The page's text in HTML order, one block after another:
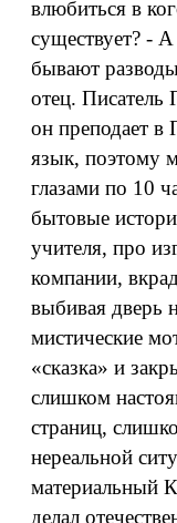
влюбиться в
существует? -
бывают
отец. Писатель
он преподает в
язык, поэтому
глазами по 10
бытовые
учителя, про
компании,
выбивая дверь
мистические
«сказка» и
слишком
страниц,
нереальной
материальный
делал